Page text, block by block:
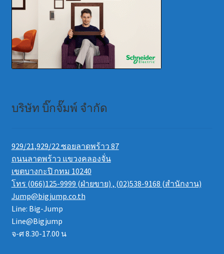
บริษัท บิ๊กจั๊มพ์ จำกัด
929/21,929/22 ซอยลาดพร้าว 87
ถนนลาดพร้าว แขวงคลองจั่น
เขตบางกะปิ กทม 10240
โทร (066)125-9999 (ฝ่ายขาย) , (02)538-9168 (สำนักงาน)
Jump@bigjump.co.th
Line: Big-Jump
Line@Bigjump
จ-ศ 8.30-17.00 น